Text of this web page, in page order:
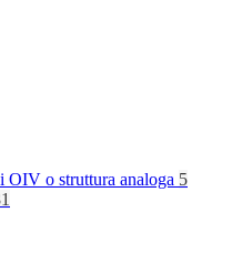
OIV o struttura analoga 5